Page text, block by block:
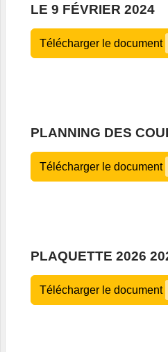
LE 9 FÉVRIER 2024
Télécharger le document
PLANNING DES
Télécharger le document
PLAQUETTE 2026
Télécharger le document